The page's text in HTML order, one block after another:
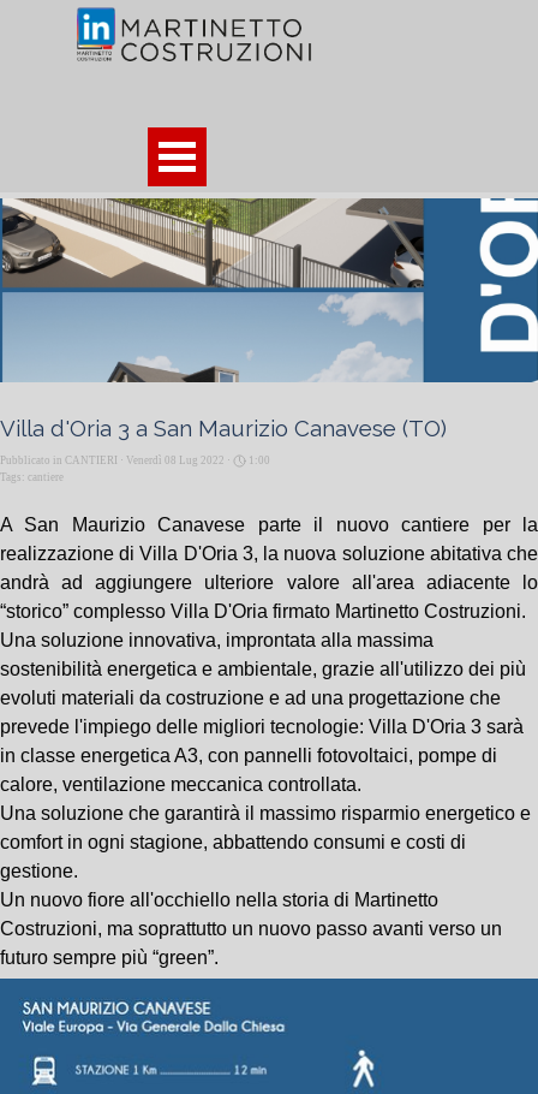
Vai ai contenuti
Salta menù
Villa d'Oria 3 a San Maurizio Canavese (TO)
Pubblicato in CANTIERI · Venerdì 08 Lug 2022 ·
1:00
Tags: cantiere
A San Maurizio Canavese parte il nuovo cantiere per la
realizzazione di Villa D'Oria 3, la nuova soluzione abitativa che
andrà ad aggiungere ulteriore valore all'area adiacente lo
“storico” complesso Villa D'Oria firmato Martinetto Costruzioni.
Una soluzione innovativa, improntata alla massima
sostenibilità energetica e ambientale, grazie all'utilizzo dei più
evoluti materiali da costruzione e ad una progettazione che
prevede l'impiego delle migliori tecnologie: Villa D'Oria 3 sarà
in classe energetica A3, con pannelli fotovoltaici, pompe di
calore, ventilazione meccanica controllata.
Una soluzione che garantirà il massimo risparmio energetico e
comfort in ogni stagione, abbattendo consumi e costi di
gestione.
Un nuovo fiore all'occhiello nella storia di Martinetto
Costruzioni, ma soprattutto un nuovo passo avanti verso un
futuro sempre più “green”.